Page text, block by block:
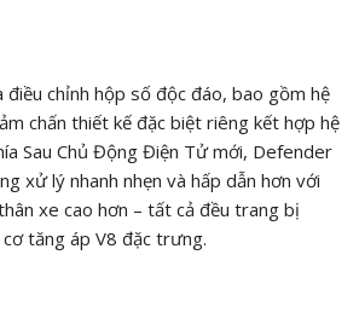
chỉnh hộp số độc đáo, bao gồm hệ
chấn thiết kế đặc biệt riêng kết hợp hệ
Sau Chủ Động Điện Tử mới, Defender
xử lý nhanh nhẹn và hấp dẫn hơn với
xe cao hơn – tất cả đều trang bị
tăng áp V8 đặc trưng.